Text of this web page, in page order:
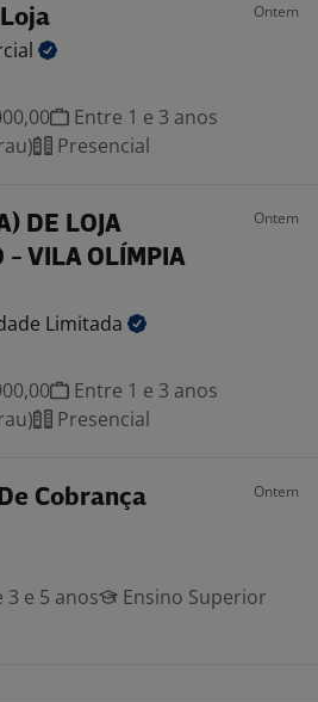
Ontem
Entre 1 e 3 anos
Presencial
DE LOJA
- VILA OLÍMPIA
Ontem
Limitada
Entre 1 e 3 anos
Presencial
Cobrança Ontem
3 e 5 anos
Ensino Superior